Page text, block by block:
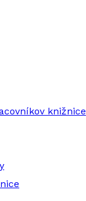
knižnice